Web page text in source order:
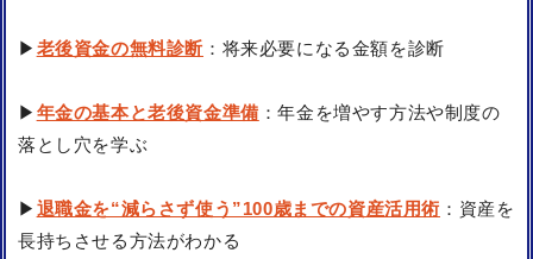
▶ 老後資金の無料診断 ：将来必要になる金額を診断
▶ 年金の基本と老後資金準備 ：年金を増やす方法や制度の
落とし穴を学ぶ
▶ 退職金を“減らさず使う”100歳までの資産活用術 ：資産を
長持ちさせる方法がわかる